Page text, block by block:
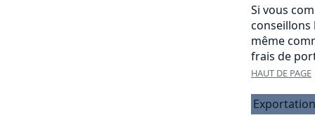
Si vous
conseillons
même
frais de
HAUT DE PAGE